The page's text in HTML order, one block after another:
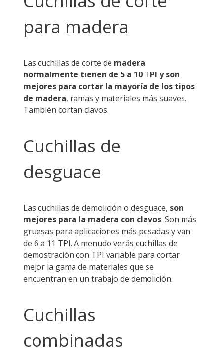
para madera
Las cuchillas de corte de madera
normalmente tienen de 5 a 10 TPI y son
mejores para cortar la mayoría de los tipos
de madera, ramas y materiales más suaves.
También cortan clavos.
Cuchillas de
desguace
Las cuchillas de demolición o desguace, son
mejores para la madera con clavos. Son más
gruesas para aplicaciones más pesadas y van
de 6 a 11 TPI. A menudo verás cuchillas de
demostración con TPI variable para cortar
mejor la gama de materiales que se
encuentran en un trabajo de demolición.
Cuchillas
combinadas